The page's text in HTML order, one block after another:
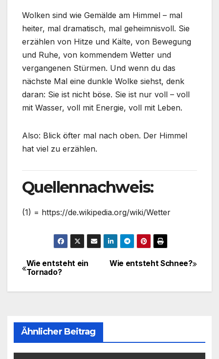
Wolken sind wie Gemälde am Himmel – mal
heiter, mal dramatisch, mal geheimnisvoll. Sie
erzählen von Hitze und Kälte, von Bewegung
und Ruhe, von kommendem Wetter und
vergangenen Stürmen. Und wenn du das
nächste Mal eine dunkle Wolke siehst, denk
daran: Sie ist nicht böse. Sie ist nur voll – voll
mit Wasser, voll mit Energie, voll mit Leben.
Also: Blick öfter mal nach oben. Der Himmel
hat viel zu erzählen.
Quellennachweis:
(1) = https://de.wikipedia.org/wiki/Wetter
Beitragsnavigation
Wie entsteht Schnee?
Wie entsteht ein
Tornado?
Ähnlicher Beitrag